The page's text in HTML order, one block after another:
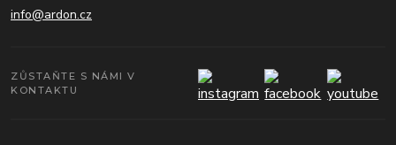
info@ardon.cz
ZŮSTAŇTE S NÁMI V
KONTAKTU